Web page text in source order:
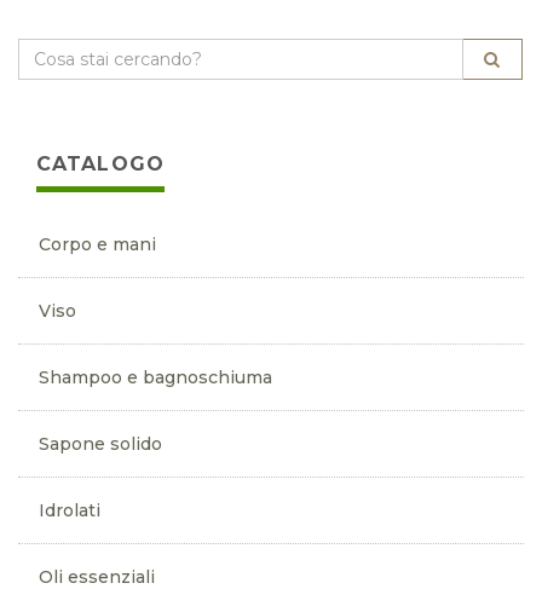
CATALOGO
Corpo e mani
Viso
Shampoo e bagnoschiuma
Sapone solido
Idrolati
Oli essenziali